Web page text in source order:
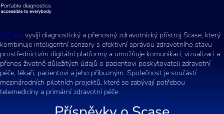
S-Case vyvíjí diagnostický a přenosný zdravotnický přístroj Scase, který
kombinuje inteligentní senzory s efektivní správou zdravotního stavu
prostřednictvím digitální platformy a umožňuje komunikaci, vizualizaci a
přenos životně důležitých údajů o pacientovi poskytovateli zdravotní
péče, lékaři, pacientovi a jeho příbuzným. Společnost je součástí
mezinárodních pilotních projektů, které se zabývají potřebou
telemedicíny a primární zdravotní péče.